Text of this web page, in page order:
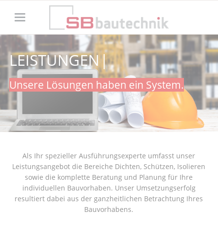
LEISTUNGEN
LEISTUNGEN
Unsere Lösungen haben ein System.
Als Ihr spezieller Ausführungsexperte umfasst unser
Leistungsangebot die Bereiche Dichten, Schützen, Isolieren
sowie die komplette Beratung und Planung für Ihre
individuellen Bauvorhaben. Unser Umsetzungserfolg
resultiert dabei aus der ganzheitlichen Betrachtung Ihres
Bauvorhabens.